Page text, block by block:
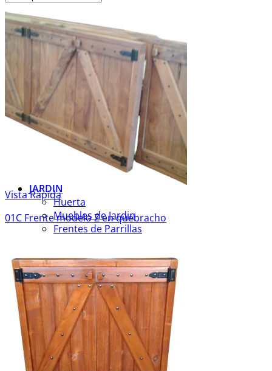
Buscar
por:
CASA / DECO
Barras
Mesadas
Muebles de Cocina
Muebles de Baño
Escaleras y Pisos
Aberturas y Portones
Accesorios
Durmientes y Tablas
JARDIN
Huerta
Muebles de Jardin
Frentes de Parrillas
MUEBLES
Mesas
Muebles Varios
Sillas y Bancos
LEÑA
Vista Rápida
01C Frente modelo Z en quebracho